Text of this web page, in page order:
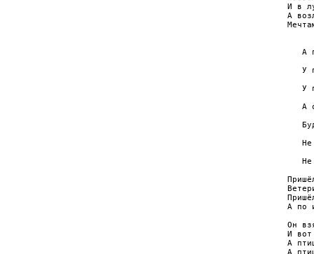
И в
A
A
У
У
A
Нe
Нe
А по
Он
И
А